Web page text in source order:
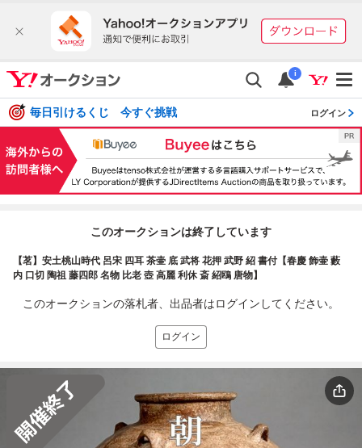
i
毎日引けるくじ 今すぐ挑戦 ログイン
このオークションは終了しています
【茗】安土桃山時代 呂宋 四耳 茶壷 底 武将 花押 武野 紹 書付【春慶 飾壷 藪
内 口切 陶祖 藤四郎 名物 比老 壺 高麗 利休 斎 紹鴎 唐物】
このオークションの落札者、出品者はログインしてください。
ログイン